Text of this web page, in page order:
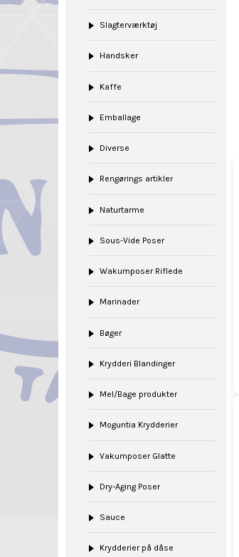
Slagterværktøj
Handsker
Kaffe
Emballage
Diverse
Rengørings artikler
Naturtarme
Sous-Vide Poser
Wakumposer Riflede
Marinader
Bøger
Krydderi Blandinger
Mel/Bage produkter
Moguntia Krydderier
Vakumposer Glatte
Dry-Aging Poser
Sauce
Krydderier på dåse